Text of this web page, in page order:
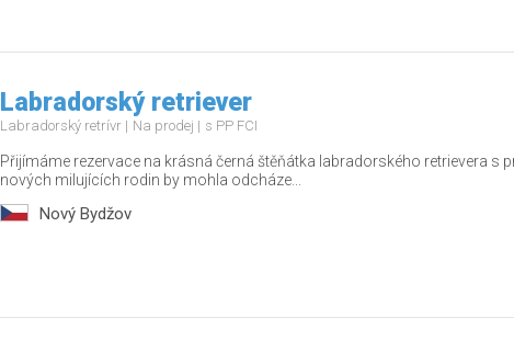
Labradorský retriever
Labradorský retrívr Na prodej s PP FCI
Přijímáme rezervace na krásná černá štěňátka labradorského retrievera s
nových milujících rodin by mohla odcháze...
Nový Bydžov